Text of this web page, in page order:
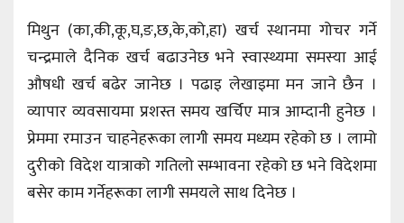
मिथुन (का,की,कू,घ,ङ,छ,के,को,हा) खर्च स्थानमा गोचर गर्ने
चन्द्रमाले दैनिक खर्च बढाउनेछ भने स्वास्थ्यमा समस्या आई
औषधी खर्च बढेर जानेछ । पढाइ लेखाइमा मन जाने छैन ।
व्यापार व्यवसायमा प्रशस्त समय खर्चिए मात्र आम्दानी हुनेछ ।
प्रेममा रमाउन चाहनेहरूका लागी समय मध्यम रहेको छ । लामो
दुरीको विदेश यात्राको गतिलो सम्भावना रहेको छ भने विदेशमा
बसेर काम गर्नेहरूका लागी समयले साथ दिनेछ ।